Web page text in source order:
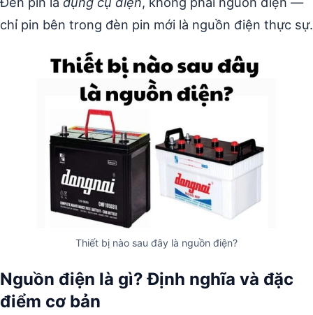
chỉ pin bên trong đèn pin mới là nguồn điện thực sự.
Thiết bị nào sau đây là nguồn điện?
Nguồn điện là gì? Định nghĩa và đặc
điểm cơ bản